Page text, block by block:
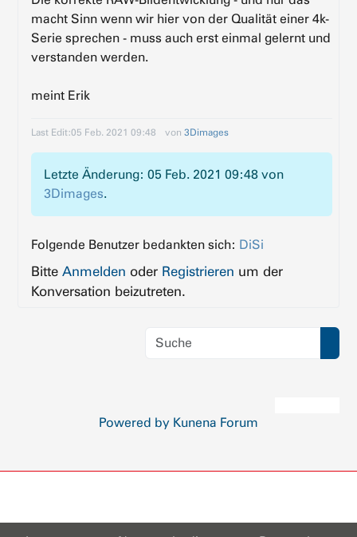
macht Sinn wenn wir hier von der Qualität einer 4k-
Serie sprechen - muss auch erst einmal gelernt und
verstanden werden.
meint Erik
Last Edit:05 Feb. 2021 09:48 von3Dimages
Letzte Änderung: 05 Feb. 2021 09:48 von
3Dimages.
Folgende Benutzer bedankten sich: DiSi
BitteAnmelden oder Registrieren um der
Konversation beizutreten.
Powered by Kunena Forum